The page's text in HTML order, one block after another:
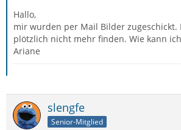
Hallo,
mir wurden per Mail Bilder zugeschickt.
plötzlich nicht mehr finden. Wie kann
Ariane
slengfe
Senior-Mitglied